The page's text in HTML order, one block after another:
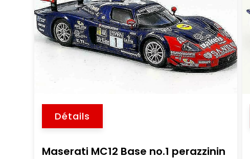
Détails
Maserati MC12 Base no.1 perazzinin